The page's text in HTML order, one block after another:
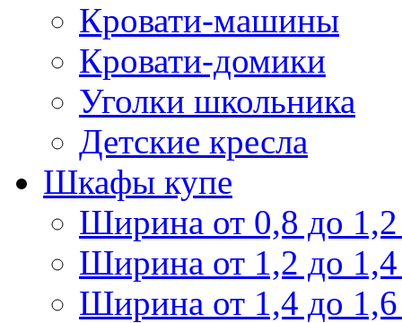
Кровати-машины
Кровати-домики
Уголки школьника
Детские кресла
Шкафы купе
Ширина от 0,8 до
Ширина от 1,2 до
Ширина от 1,4 до